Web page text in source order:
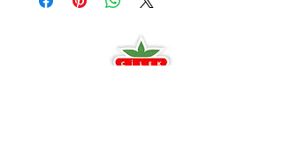
mağazaya özel fırsatlardan faydalanmanız için
0242 349 58 58